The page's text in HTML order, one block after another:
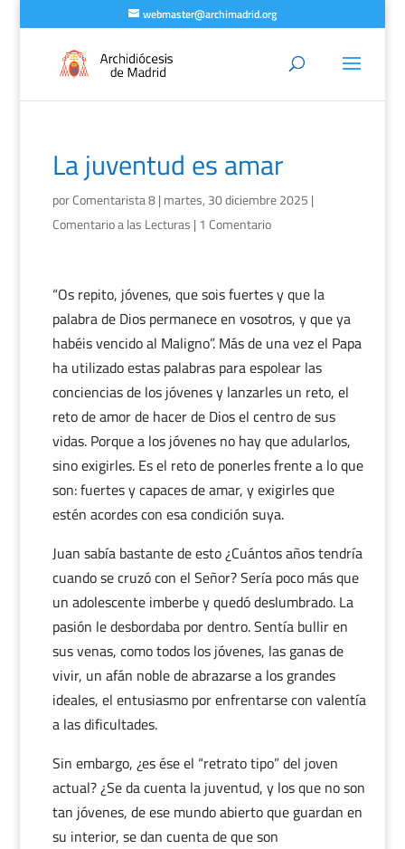
webmaster@archimadrid.org
La juventud es amar
porComentarista 8| martes, 30 diciembre 2025 |
Comentario a las Lecturas | 1 Comentario
“Os repito, jóvenes, que sois fuertes y que la
palabra de Dios permanece en vosotros, y que ya
habéis vencido al Maligno”. Más de una vez el Papa
ha utilizado estas palabras para espolear las
conciencias de los jóvenes y lanzarles un reto, el
reto de amor de hacer de Dios el centro de sus
vidas. Porque a los jóvenes no hay que adularlos,
sino exigirles. Es el reto de ponerles frente a lo que
son: fuertes y capaces de amar, y exigirles que
estén acordes con esa condición suya.
Juan sabía bastante de esto ¿Cuántos años tendría
cuando se cruzó con el Señor? Sería poco más que
un adolescente imberbe y quedó deslumbrado. La
pasión le desbordaba por dentro. Sentía bullir en
sus venas, como todos los jóvenes, las ganas de
vivir, un afán noble de abrazarse a los grandes
ideales, el entusiasmo por enfrentarse con valentía
a las dificultades.
Sin embargo, ¿es ése el “retrato tipo” del joven
actual? ¿Se da cuenta la juventud, y los que no son
tan jóvenes, de ese mundo abierto que guardan en
su interior, se dan cuenta de que son